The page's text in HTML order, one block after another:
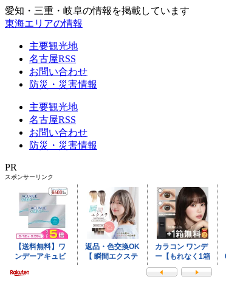
愛知・三重・岐阜の情報を掲載しています
東海エリアの情報
主要観光地
名古屋RSS
お問い合わせ
防災・災害情報
主要観光地
名古屋RSS
お問い合わせ
防災・災害情報
PR
スポンサーリンク